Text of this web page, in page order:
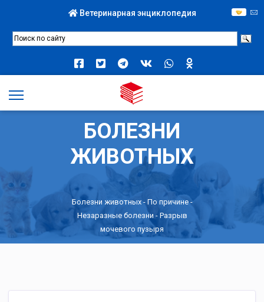
Ветеринарная энциклопедия
БОЛЕЗНИ
ЖИВОТНЫХ
Болезни животных - По причине-
Незаразные болезни - Разрыв
мочевого пузыря